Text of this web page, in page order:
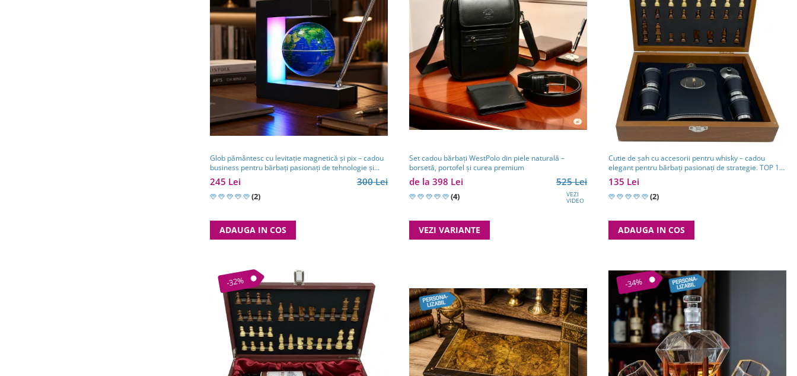
Glob pământesc cu levitație magnetică și pix – cadou
business pentru bărbați pasionați de tehnologie și
călătorii
300 Lei
245 Lei
(2)
ADAUGA IN COS
Set cadou bărbați WestPolo din piele naturală –
borsetă, portofel și curea premium
525 Lei
de la 398 Lei
(4) VEZI
VIDEO
VEZI VARIANTE
Cutie de șah cu accesorii pentru whisky – cadou
elegant pentru bărbați pasionați de strategie. TOP 10
Cadouri Barbati
135 Lei
(2)
ADAUGA IN COS
-32% -34%